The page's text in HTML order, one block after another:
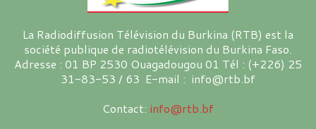
La Radiodiffusion Télévision du Burkina (RTB) est la
société publique de radiotélévision du Burkina Faso.
Adresse : 01 BP 2530 Ouagadougou 01 Tél : (+226) 25
31-83-53 / 63 E-mail : info@rtb.bf
Contact: info@rtb.bf